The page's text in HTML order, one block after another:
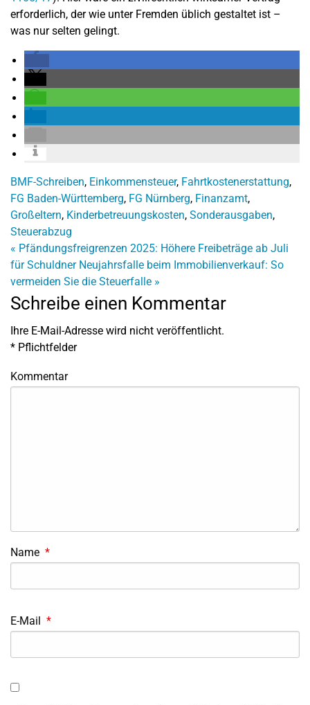
erforderlich, der wie unter Fremden üblich gestaltet ist –
was nur selten gelingt.
BMF-Schreiben, Einkommensteuer, Fahrtkostenerstattung,
FG Baden-Württemberg, FG Nürnberg, Finanzamt,
Großeltern, Kinderbetreuungskosten, Sonderausgaben,
Steuerabzug
« Pfändungsfreigrenzen 2025: Höhere Freibeträge ab Juli
für Schuldner Neujahrsfalle beim Immobilienverkauf: So
vermeiden Sie die Steuerfalle »
Schreibe einen Kommentar
Ihre E-Mail-Adresse wird nicht veröffentlicht.
* Pflichtfelder
Kommentar
Name *
E-Mail *